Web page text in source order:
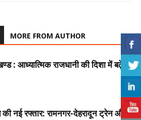
MORE FROM AUTHOR
: आध्यात्मिक राजधानी की दिशा में बढ़े
नई रफ्तार: रामनगर-देहरादून ट्रेन और